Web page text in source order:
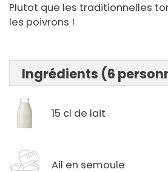
Plutot que les traditionnelles
les poivrons !
Ingrédients (6
15 cl de lait
Ail en semoule